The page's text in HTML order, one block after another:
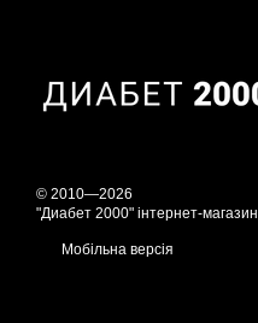
© 2010—2026
"Диабет 2000" інтернет-магазин
Мобільна версія